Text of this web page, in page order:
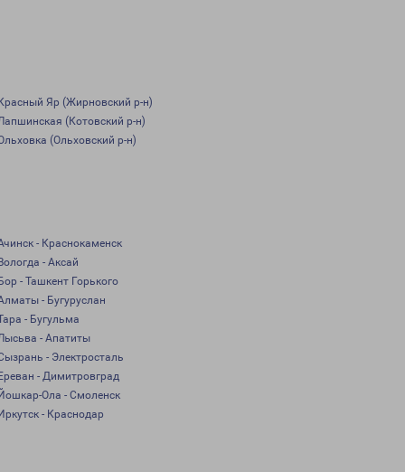
Яр (Жирновский р-н)
(Котовский р-н)
(Ольховский р-н)
- Краснокаменск
- Аксай
- Ташкент Горького
- Бугуруслан
- Бугульма
- Апатиты
- Электросталь
- Димитровград
Ола - Смоленск
- Краснодар